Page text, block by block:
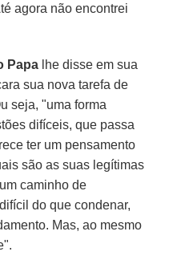
agora não encontrei
Papa lhe disse em sua
sua nova tarefa de
seja, "uma forma
difíceis, que passa
ter um pensamento
são as suas legítimas
caminho de
do que condenar,
Mas, ao mesmo